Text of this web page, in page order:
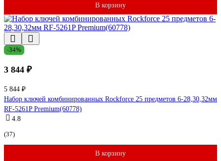
В корзину
-34%
3 844 ₽
5 844 ₽
Набор ключей комбинированных Rockforce 25 предметов 6-28,30,32мм
RF-5261P Premium(60778)
4.8
(37)
В корзину